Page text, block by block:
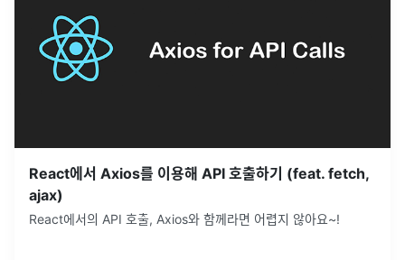
React에서 Axios를 이용해 API 호출하기 (feat. fetch,
ajax)
React에서의 API 호출, Axios와 함께라면 어렵지 않아요~!